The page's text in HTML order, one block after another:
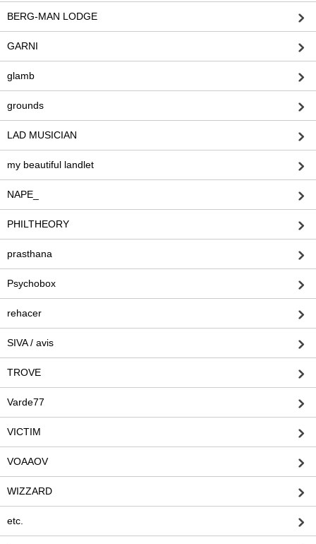
BERG-MAN LODGE
GARNI
glamb
grounds
LAD MUSICIAN
my beautiful landlet
NAPE_
PHILTHEORY
prasthana
Psychobox
rehacer
SIVA / avis
TROVE
Varde77
VICTIM
VOAAOV
WIZZARD
etc.